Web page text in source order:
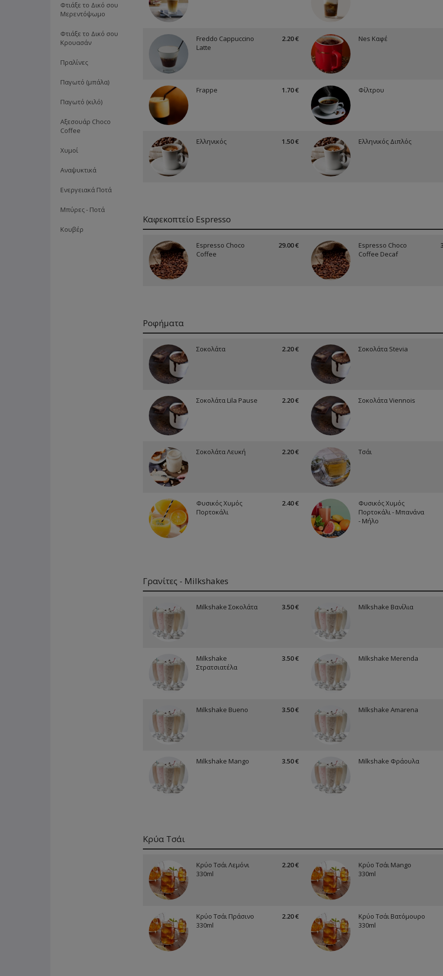
Φτιάξε το Δικό σου
Μερεντόψωμο
Φτιάξε το Δικό σου
Κρουασάν
Πραλίνες
Παγωτό (μπάλα)
Παγωτό (κιλό)
Αξεσουάρ Choco
Coffee
Χυμοί
Αναψυκτικά
Ενεργειακά Ποτά
Μπύρες - Ποτά
Κουβέρ
Freddo Cappuccino
Latte
2.20 € Nes Καφέ
Frappe 1.70 € Φίλτρου
Ελληνικός 1.50 € Ελληνικός Διπλός
Καφεκοπτείο Espresso
Espresso Choco
Coffee
29.00 €
Espresso Choco
Coffee Decaf
Ροφήματα
Σοκολάτα 2.20 € Σοκολάτα Stevia
Σοκολάτα Lila Pause 2.20 € Σοκολάτα Viennois
Σοκολάτα Λευκή 2.20 € Τσάι
Φυσικός Χυμός
Πορτοκάλι
2.40 €
Φυσικός Χυμός
Πορτοκάλι - Μπανάνα
- Μήλο
Γρανίτες - Milkshakes
Milkshake Σοκολάτα 3.50 € Milkshake Βανίλια
Milkshake
Στρατσιατέλα
3.50 € Milkshake Merenda
Milkshake Bueno 3.50 € Milkshake Amarena
Milkshake Mango 3.50 € Milkshake Φράουλα
Κρύα Τσάι
Κρύο Τσάι Λεμόνι
330ml
2.20 €
Κρύο Τσάι Mango
330ml
Κρύο Τσάι Πράσινο
330ml
2.20 €
Κρύο Τσάι Βατόμουρο
330ml